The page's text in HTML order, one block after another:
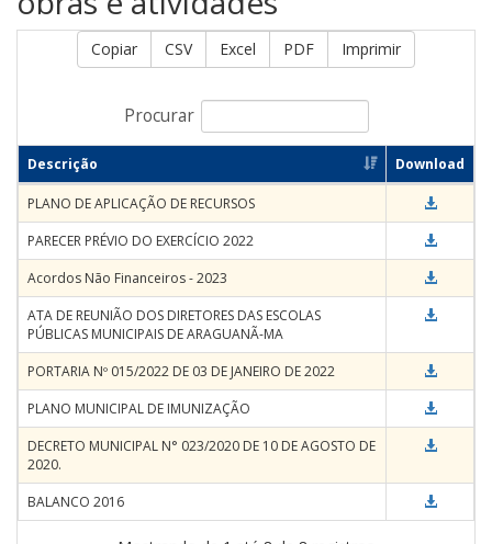
Copiar CSV Excel PDF Imprimir
Procurar
Descrição Download
PLANO DE APLICAÇÃO DE RECURSOS
PARECER PRÉVIO DO EXERCÍCIO 2022
Acordos Não Financeiros - 2023
ATA DE REUNIÃO DOS DIRETORES DAS ESCOLAS
PÚBLICAS MUNICIPAIS DE ARAGUANÃ-MA
PORTARIA Nº 015/2022 DE 03 DE JANEIRO DE 2022
PLANO MUNICIPAL DE IMUNIZAÇÃO
DECRETO MUNICIPAL N° 023/2020 DE 10 DE AGOSTO DE
2020.
BALANCO 2016